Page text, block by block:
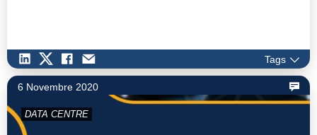
Tags
6 Novembre 2020
DATA CENTRE